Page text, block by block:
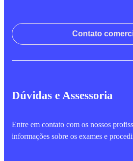
Contato
Dúvidas e Assessoria
Entre em contato com os nossos
informações sobre os exames e